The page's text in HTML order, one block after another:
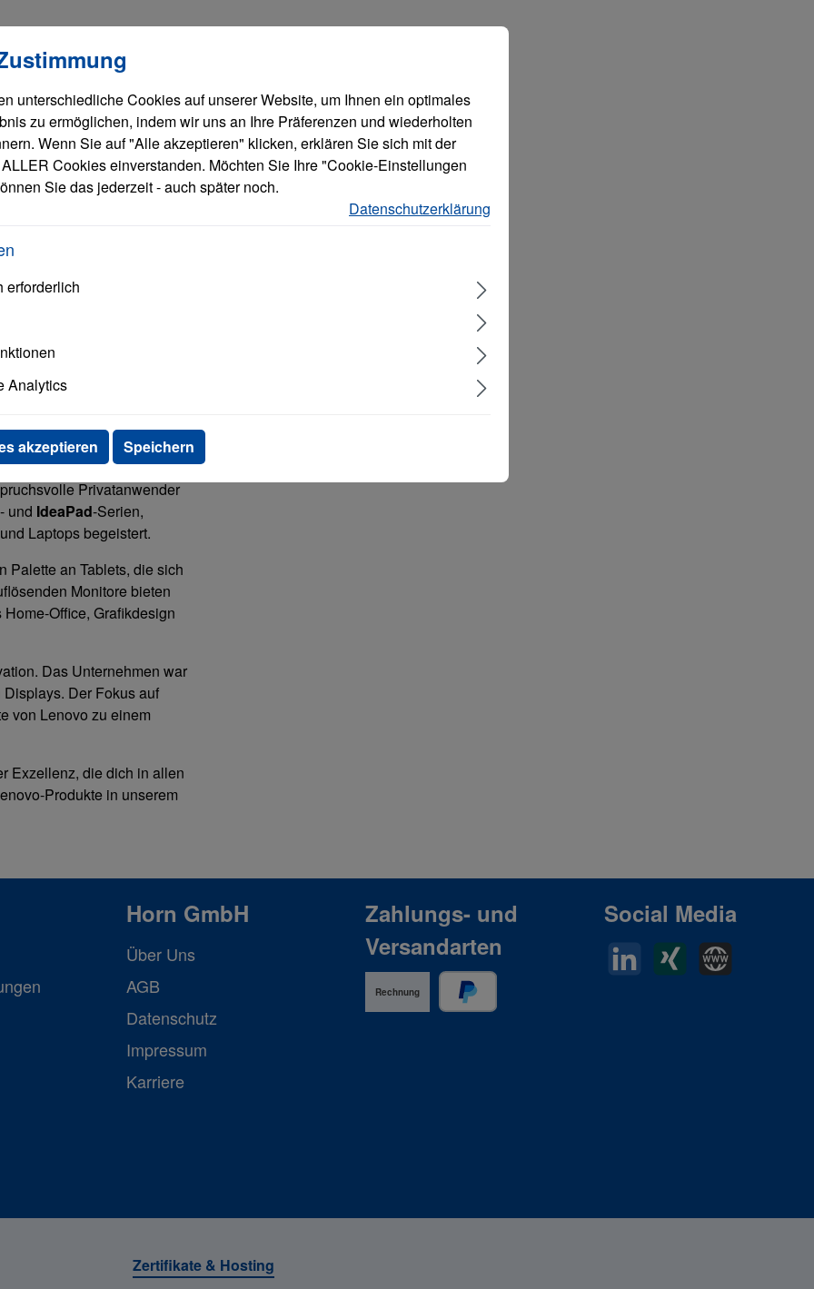
Server für wachsende Unternehmen und bietet Leistung,
Platzangebot.
Lenovo
von intelligenten
Arbeiten revolutionieren.
Zuverlässigkeit, Leistung
– Lenovo bietet für jeden
die erste Wahl für Business-
Privatanwender
- und IdeaPad-Serien,
Laptops begeistert.
Palette an Tablets, die sich
Monitore bieten
Office, Grafikdesign
Das Unternehmen war
Der Fokus auf
von Lenovo zu einem
Exzellenz, die dich in allen
Produkte in unserem
Horn GmbH
Über Uns
AGB
Datenschutz
Impressum
Karriere
Zahlungs- und
Versandarten
Rechnung
Social Media
LinkedInXing Horn Website
Zertifikate & Hosting
Cookies, um eine bestmögliche Erfahrung bieten zu können. Mehr Informationen ...
unterschiedliche Cookies auf unserer Website, um Ihnen ein optimales
zu ermöglichen, indem wir uns an Ihre Präferenzen und wiederholten
Wenn Sie auf "Alle akzeptieren" klicken, erklären Sie sich mit der
Cookies einverstanden. Möchten Sie Ihre "Cookie-Einstellungen
Sie das jederzeit - auch später noch.
Datenschutzerklärung
erforderlich
Analytics
akzeptieren Speichern